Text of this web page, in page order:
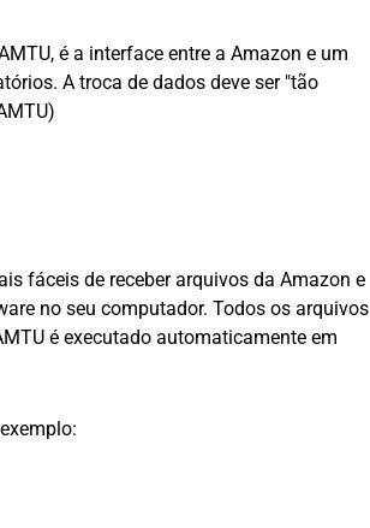
é a interface entre a Amazon e um
A troca de dados deve ser "tão
fáceis de receber arquivos da Amazon e
no seu computador. Todos os arquivos
é executado automaticamente em